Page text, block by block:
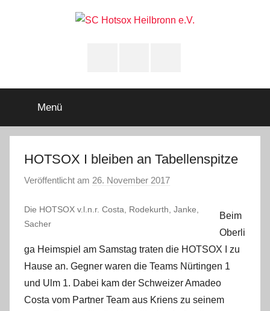
Heilbronn
e.V.
Menü
HOTSOX I bleiben an Tabellenspitze
Veröffentlicht am 26. November 2017
n
d
Die HOTSOX v.l.n.r. Costa, Rodekurth, Janke,
Sacher
Beim
Oberli
ga Heimspiel am Samstag traten die HOTSOX I zu
Hause an. Gegner waren die Teams Nürtingen 1
und Ulm 1. Dabei kam der Schweizer Amadeo
Costa vom Partner Team aus Kriens zu seinem